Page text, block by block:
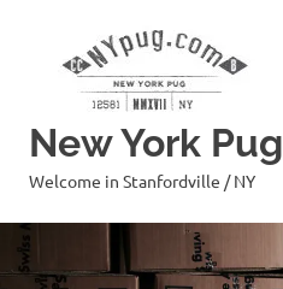
springen
New York Pug
Welcome in Stanfordville / NY